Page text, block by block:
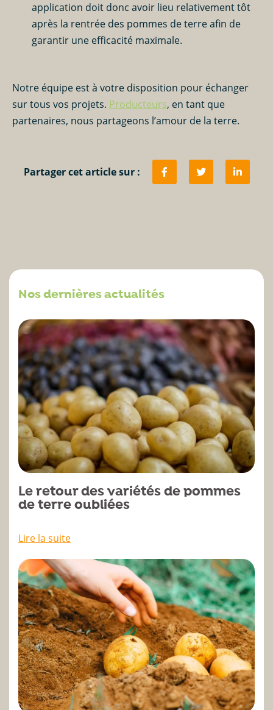
application doit donc avoir lieu relativement tôt
après la rentrée des pommes de terreafin de
garantir une efficacité maximale.
Notre équipe est à votre disposition pour échanger
sur tous vos projets. Producteurs, en tant que
partenaires, nous partageons l’amour de la terre.
Partager cet article sur :
Nos dernières actualités
Le retour des variétés de pommes
de terre oubliées
Lire la suite